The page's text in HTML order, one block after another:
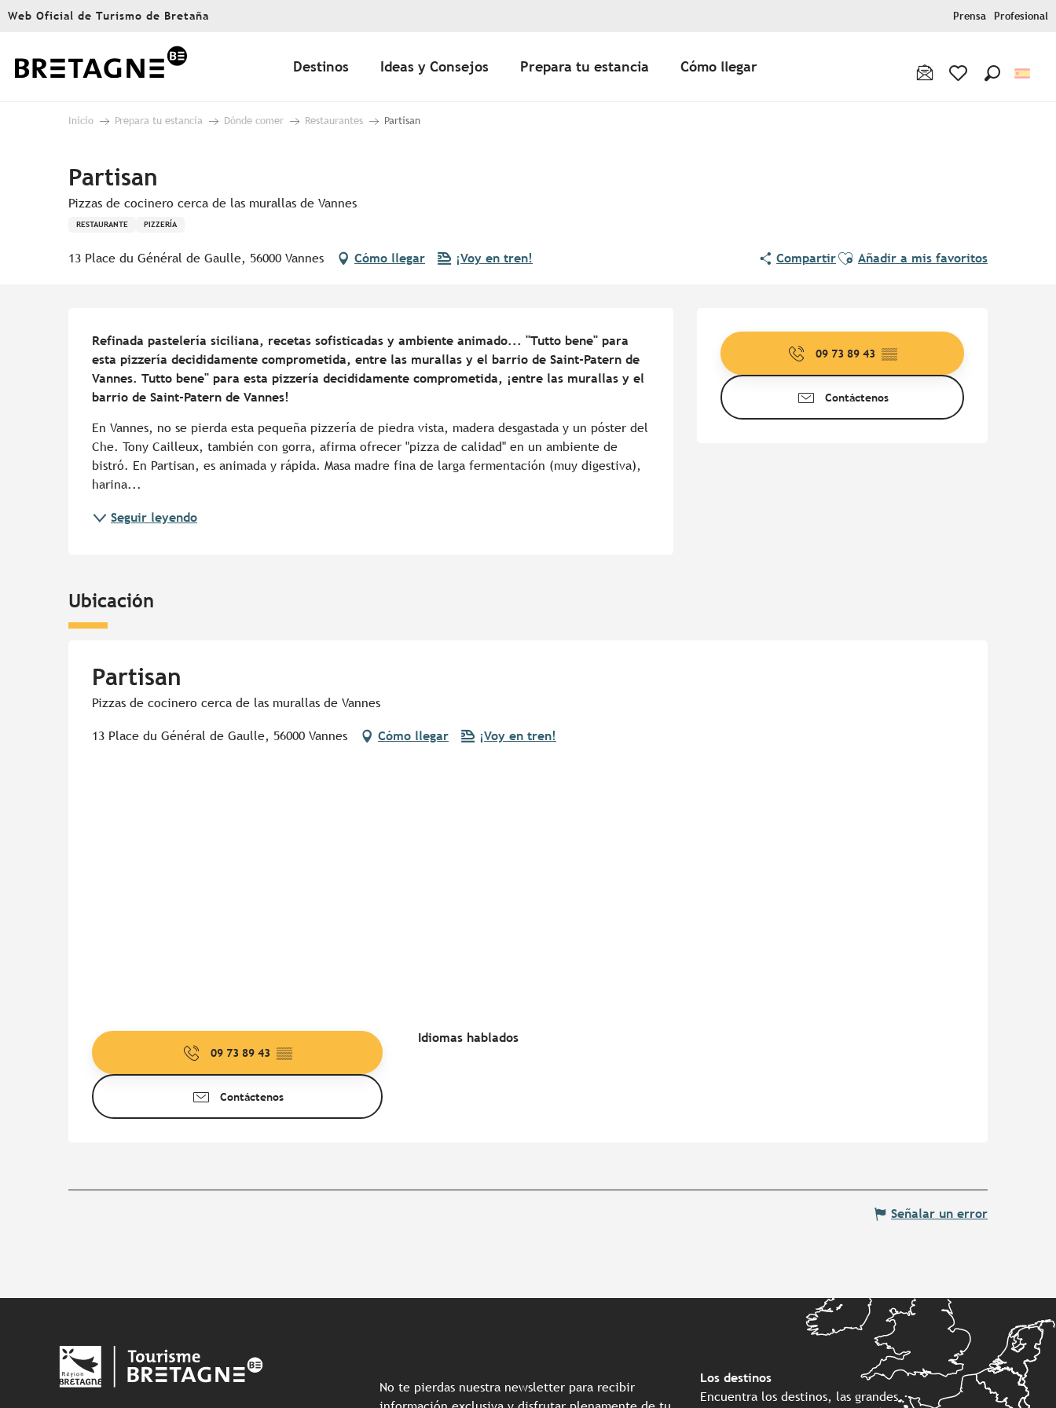
Aller
principal
Web Oficial de Turismo de Bretaña Prensa Profesional
Destinos Ideas y Consejos Prepara tu estancia Cómo llegar
Inicio Prepara tu estancia Dónde comer Restaurantes Partisan
Partisan
Pizzas de cocinero cerca de las murallas de Vannes
RESTAURANTE PIZZERÍA
13 Place du Général de Gaulle, 56000 Vannes Cómo llegar ¡Voy en tren! CompartirAjouter aux favoris
Añadir a mis favoritos
Horarios y datos de
09 73 89 43 ▒▒
Contáctenos
Refinada pastelería siciliana, recetas sofisticadas y ambiente animado... "Tutto bene" para
esta pizzería decididamente comprometida, entre las murallas y el barrio de Saint-Patern de
Vannes. Tutto bene" para esta pizzería decididamente comprometida, ¡entre las murallas y el
barrio de Saint-Patern de Vannes!
En Vannes, no se pierda esta pequeña pizzería de piedra vista, madera desgastada y un póster del
Che. Tony Cailleux, también con gorra, afirma ofrecer "pizza de calidad" en un ambiente de
bistró. En Partisan, es animada y rápida. Masa madre fina de larga fermentación (muy digestiva),
harina...
Seguir leyendo
Ubicación
Partisan
Pizzas de cocinero cerca de las murallas de Vannes
13 Place du Général de Gaulle, 56000 Vannes Cómo llegar ¡Voy en tren!
09 73 89 43 ▒▒
Contáctenos
Idiomas hablados
Idiomas hablados
Señalar un error
No te pierdas nuestra newsletter para recibir
Los destinos
Encuentra los destinos, las grandes